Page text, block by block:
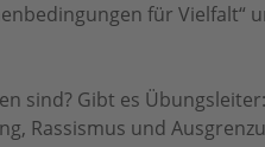
für Vielfalt“
sind? Gibt es
Rassismus und